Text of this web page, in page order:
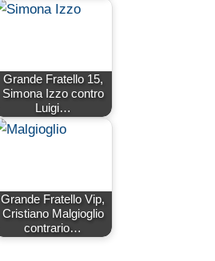
Grande Fratello 15,
Simona Izzo contro
Luigi…
Grande Fratello Vip,
Cristiano Malgioglio
contrario…